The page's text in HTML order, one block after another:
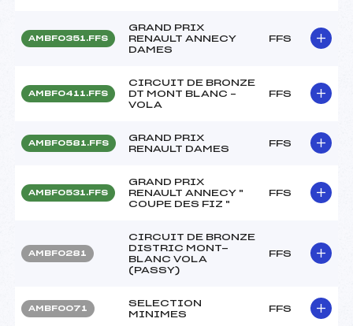
AMBF0351.FFS
GRAND PRIX
RENAULT ANNECY
DAMES
FFS
AMBF0411.FFS
CIRCUIT DE BRONZE
DT MONT BLANC –
VOLA
FFS
AMBF0581.FFS
GRAND PRIX
RENAULT DAMES
FFS
AMBF0531.FFS
GRAND PRIX
RENAULT ANNECY "
COUPE DES FIZ "
FFS
AMBF0281
CIRCUIT DE BRONZE
DISTRIC MONT-
BLANC VOLA
(PASSY)
FFS
AMBF0071
SELECTION
MINIMES
FFS